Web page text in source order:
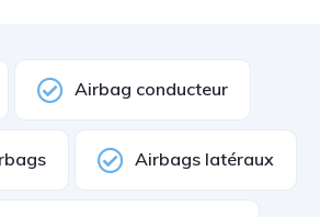
Airbag conducteur
Airbags latéraux